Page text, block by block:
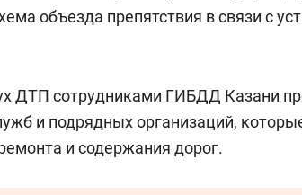
объезда препятствия в связи с
ДТП сотрудниками ГИБДД Казани
и подрядных организаций,
и содержания дорог.